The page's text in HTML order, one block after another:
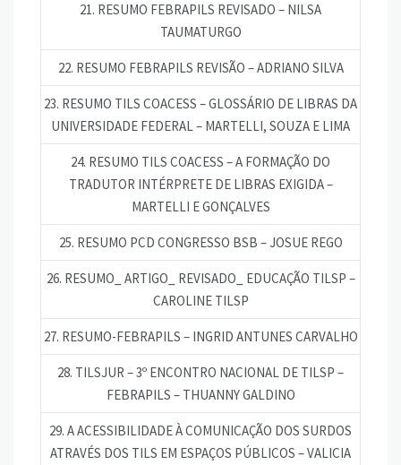
21. RESUMO FEBRAPILS REVISADO – NILSA
TAUMATURGO
22. RESUMO FEBRAPILS REVISÃO – ADRIANO SILVA
23. RESUMO TILS COACESS – GLOSSÁRIO DE LIBRAS DA
UNIVERSIDADE FEDERAL – MARTELLI, SOUZA E LIMA
24. RESUMO TILS COACESS – A FORMAÇÃO DO
TRADUTOR INTÉRPRETE DE LIBRAS EXIGIDA –
MARTELLI E GONÇALVES
25. RESUMO PCD CONGRESSO BSB – JOSUE REGO
26. RESUMO_ ARTIGO_ REVISADO_ EDUCAÇÃO TILSP –
CAROLINE TILSP
27. RESUMO-FEBRAPILS – INGRID ANTUNES CARVALHO
28. TILSJUR – 3º ENCONTRO NACIONAL DE TILSP –
FEBRAPILS – THUANNY GALDINO
29. A ACESSIBILIDADE À COMUNICAÇÃO DOS SURDOS
ATRAVÉS DOS TILS EM ESPAÇOS PÚBLICOS – VALICIA